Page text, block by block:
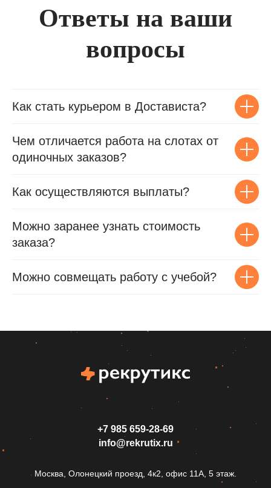
Ответы на ваши
вопросы
Как стать курьером в Достависта?
Чем отличается работа на слотах от
одиночных заказов?
Как осуществляются выплаты?
Можно заранее узнать стоимость
заказа?
Можно совмещать работу с учебой?
+7 985 659‑28-69
info@rekrutix.ru
Москва, Олонецкий проезд, 4к2, офис 11А, 5 этаж.